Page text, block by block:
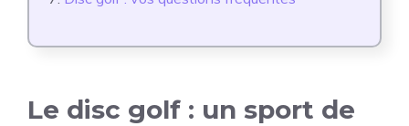
Le disc golf : un sport de